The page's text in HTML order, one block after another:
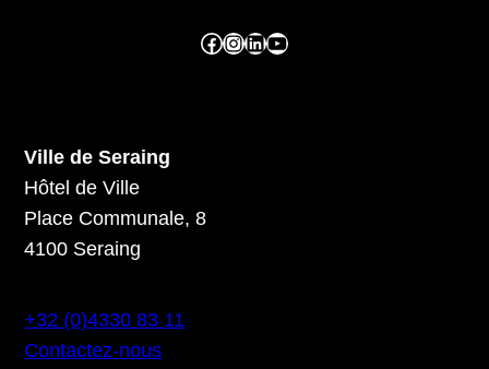
Facebook ville de seraing Instragram ville de seraing linkedin – ville de seraing YouTube
Ville de Seraing
Hôtel de Ville
Place Communale, 8
4100 Seraing
+32 (0)4330 83 11
Contactez-nous